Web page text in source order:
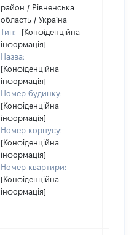
район / Рівненська
область / Україна
Тип:
[Конфіденційна
інформація]
Назва:
[Конфіденційна
інформація]
Номер будинку:
[Конфіденційна
інформація]
Номер корпусу:
[Конфіденційна
інформація]
Номер квартири:
[Конфіденційна
інформація]